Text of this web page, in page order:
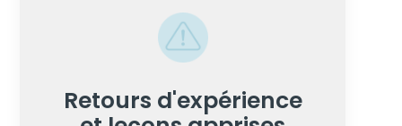
Retours d'expérience